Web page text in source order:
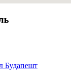
Будапешт